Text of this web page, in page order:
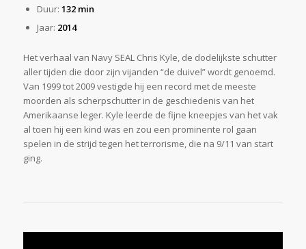
Duur: 132 min
Jaar: 2014
Het verhaal van Navy SEAL Chris Kyle, de dodelijkste schutter
aller tijden die door zijn vijanden “de duivel” wordt genoemd.
Van 1999 tot 2009 vestigde hij een record met de meeste
moorden als scherpschutter in de geschiedenis van het
Amerikaanse leger. Kyle leerde de fijne kneepjes van het vak
al toen hij een kind was en zou een prominente rol gaan
spelen in de strijd tegen het terrorisme, die na 9/11 van start
ging.